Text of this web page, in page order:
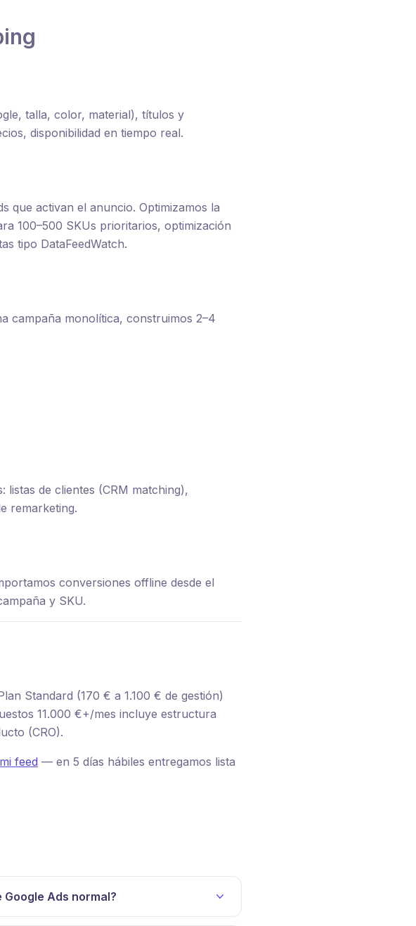
talla, color, material), títulos y
disponibilidad en tiempo real.
activan el anuncio. Optimizamos la
100–500 SKUs prioritarios, optimización
tipo DataFeedWatch.
campaña monolítica, construimos 2–4
listas de clientes (CRM matching),
remarketing.
conversiones offline desde el
y SKU.
Standard (170 € a 1.100 € de gestión)
11.000 €+/mes incluye estructura
(CRO).
feed — en 5 días hábiles entregamos lista
Ads normal?